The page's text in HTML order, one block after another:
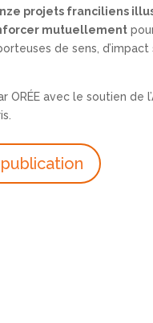
projets franciliens
mutuellement
de sens, d’impact
avec le soutien de